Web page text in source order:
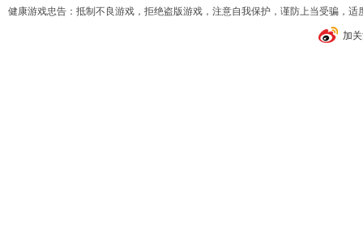
健康游戏忠告：抵制不良游戏，拒绝盗版游戏，注意自我保护，谨防上当受骗，
加